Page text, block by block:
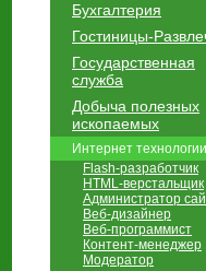
Бухгалтерия
Гостиницы-
Государственная
служба
Добыча полезных
ископаемых
Интернет технологии
Flash-разработчик
HTML-верстальщик
Администратор
Веб-дизайнер
Веб-программист
Контент-менеджер
Модератор